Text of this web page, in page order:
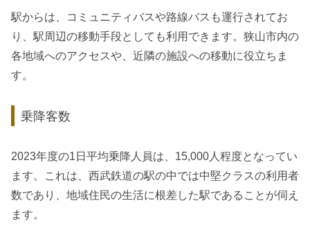
駅からは、コミュニティバスや路線バスも運行されてお
り、駅周辺の移動手段としても利用できます。狭山市内の
各地域へのアクセスや、近隣の施設への移動に役立ちま
す。
乗降客数
2023年度の1日平均乗降人員は、15,000人程度となってい
ます。これは、西武鉄道の駅の中では中堅クラスの利用者
数であり、地域住民の生活に根差した駅であることが伺え
ます。